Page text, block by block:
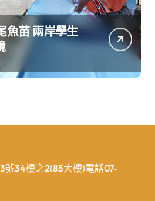
魚苗 兩岸學生
號34樓之2(85大樓)電話07-